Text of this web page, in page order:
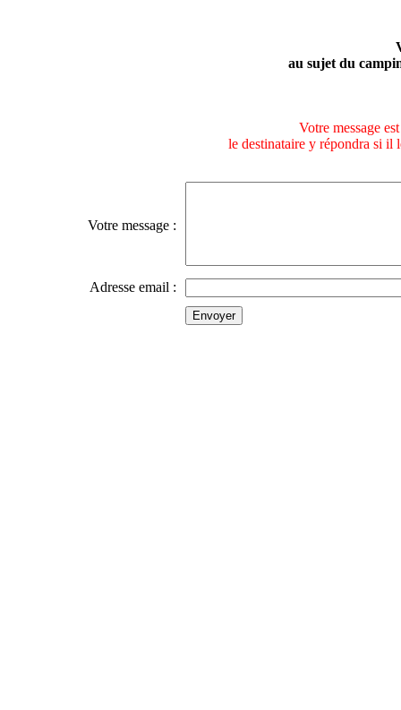
au sujet du
Votre message
le destinataire y répondra si il
Votre message :
Adresse email :